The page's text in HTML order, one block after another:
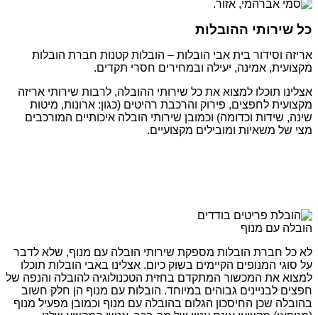
כל שירותי ההובלות
אריזה וסידור בית אבי הובלות – הובלות קטנות חברת הובלות
מקצועית, אמינה, יעילה ובמחירים חסרי תקדים.
אצלינו תוכלו למצוא את כל שירותי ההובלה, לרבות שירותי אריזה
מקצועית לחפצים, פירוק והרכבת רהיטים (כגון: ארונות, מיטות
שינה, שידות וכדומה) וכמובן שירותי הובלה איכותיים המורכבים
מצי של משאיות ומובילים מקצועיים.
הובלה עם מנוף
לא כל חברת הובלות מספקת שירותי הובלה עם מנוף, שלא לדבר
על סוגי המנופים הקיימים בשוק כיום. אצלינו באבי הובלות תוכלו
למצוא את המכשור המתקדם בחזית הטכנולוגיה להובלה והנפה של
חפצים לבניינים גבוהים במיוחד. הובלות עם מנוף הן חלק חשוב
בהובלה שכן החיסכון הגלום בהובלה עם מנוף וכמובן מפעיל מנוף